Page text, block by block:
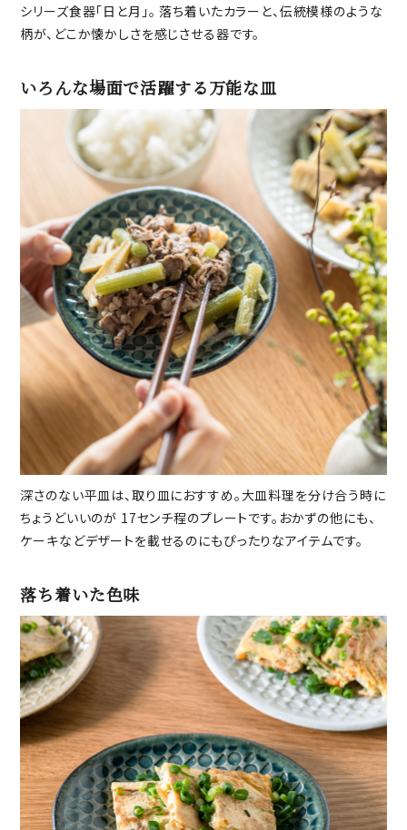
シリーズ食器「日と月」。 落ち着いたカラーと、伝統模様のような
柄が、どこか懐かしさを感じさせる器です。
いろんな場面で活躍する万能な皿
深さのない平皿は、取り皿におすすめ。大皿料理を分け合う時に
ちょうどいいのが 17センチ程のプレートです。おかずの他にも、
ケーキなどデザートを載せるのにもぴったりなアイテムです。
落ち着いた色味